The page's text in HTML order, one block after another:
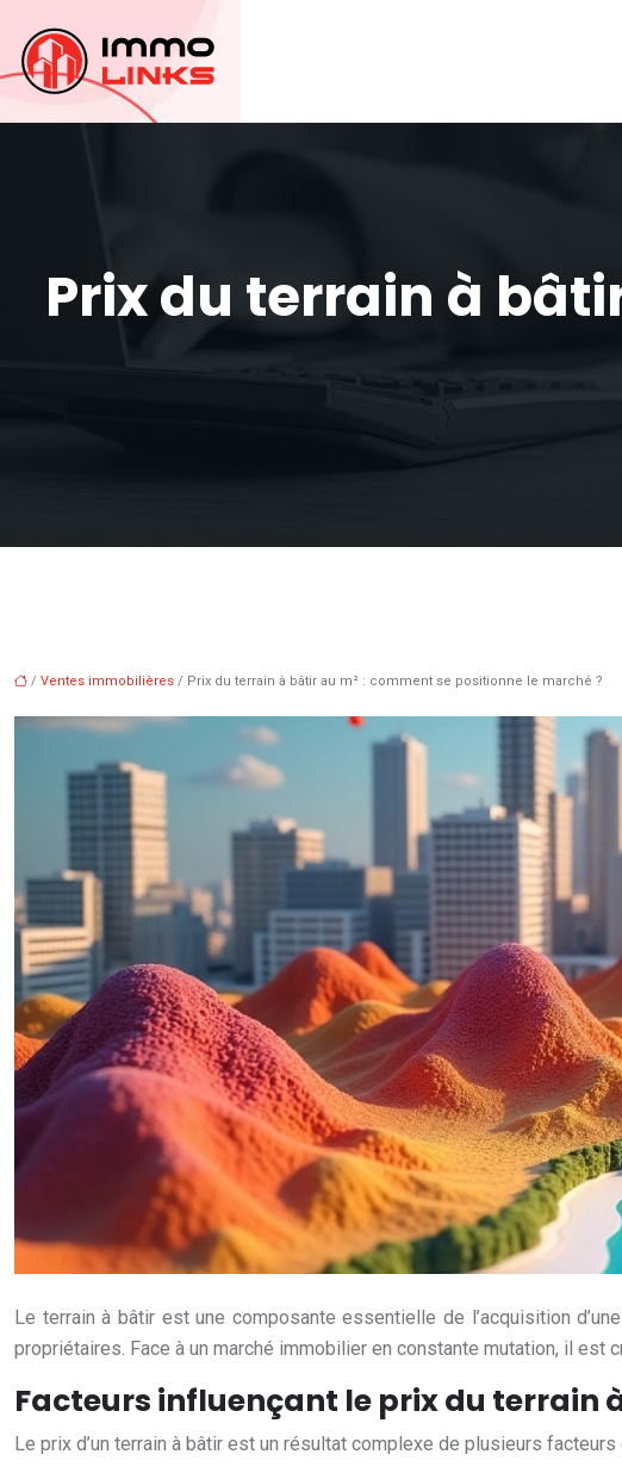
Prix du terrain à
/ Ventes immobilières / Prix du terrain à bâtir au m² : comment se positionne le marché ?
Le terrain à bâtir est une composante essentielle de l’acquisition
propriétaires. Face à un marché immobilier en constante mutation, il est
Facteurs influençant le prix du terrain
Le prix d’un terrain à bâtir est un résultat complexe de plusieurs